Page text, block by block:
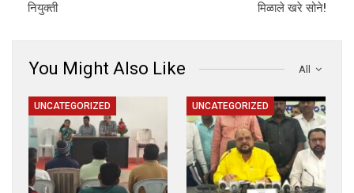
नियुक्ती
मिळाले खरे सोने!
All
You Might Also Like
UNCATEGORIZED UNCATEGORIZED